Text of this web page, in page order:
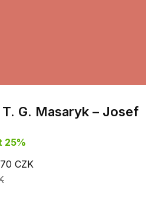
G. Masaryk – Josef
25%
CZK